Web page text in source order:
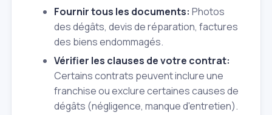
Fournir tous les documents: Photos
des dégâts, devis de réparation, factures
des biens endommagés.
Vérifier les clauses de votre contrat:
Certains contrats peuvent inclure une
franchise ou exclure certaines causes de
dégâts (négligence, manque d'entretien).